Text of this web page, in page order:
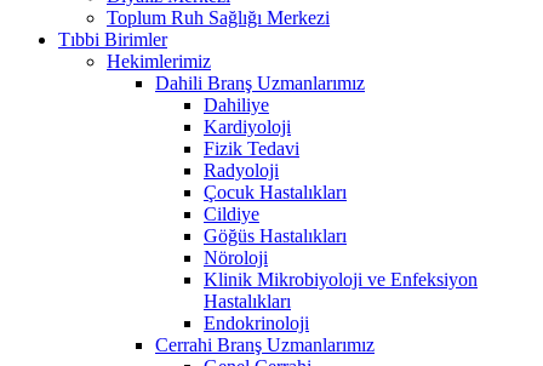
Toplum Ruh Sağlığı Merkezi
Tıbbi Birimler
Hekimlerimiz
Dahili Branş Uzmanlarımız
Dahiliye
Kardiyoloji
Fizik Tedavi
Radyoloji
Çocuk Hastalıkları
Cildiye
Göğüs Hastalıkları
Nöroloji
Klinik Mikrobiyoloji ve Enfeksiyon
Hastalıkları
Endokrinoloji
Cerrahi Branş Uzmanlarımız